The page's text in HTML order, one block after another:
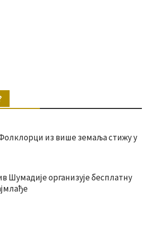
из више земаља стижу у
Шумадије организује бесплатну